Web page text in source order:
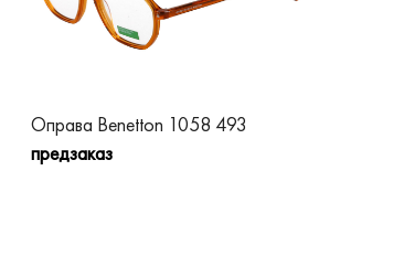
Оправа Benetton 1058 493
предзаказ